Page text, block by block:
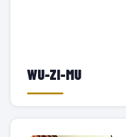
WU-ZI-MU